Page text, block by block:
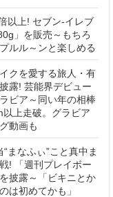
以上! セブン‐イレブ
」を販売～もちろ
ルル～ンと楽しめる
クを愛する旅人・有
露! 芸能界デビュー
ビア～同い年の相棒
以上走破。グラビア
動画も
まなふぃ”こと真中ま
! 「週刊プレイボー
披露～「ビキニとか
は初めてかも」